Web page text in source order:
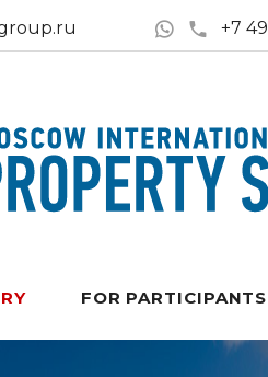
+7
FOR PARTICIPANTS